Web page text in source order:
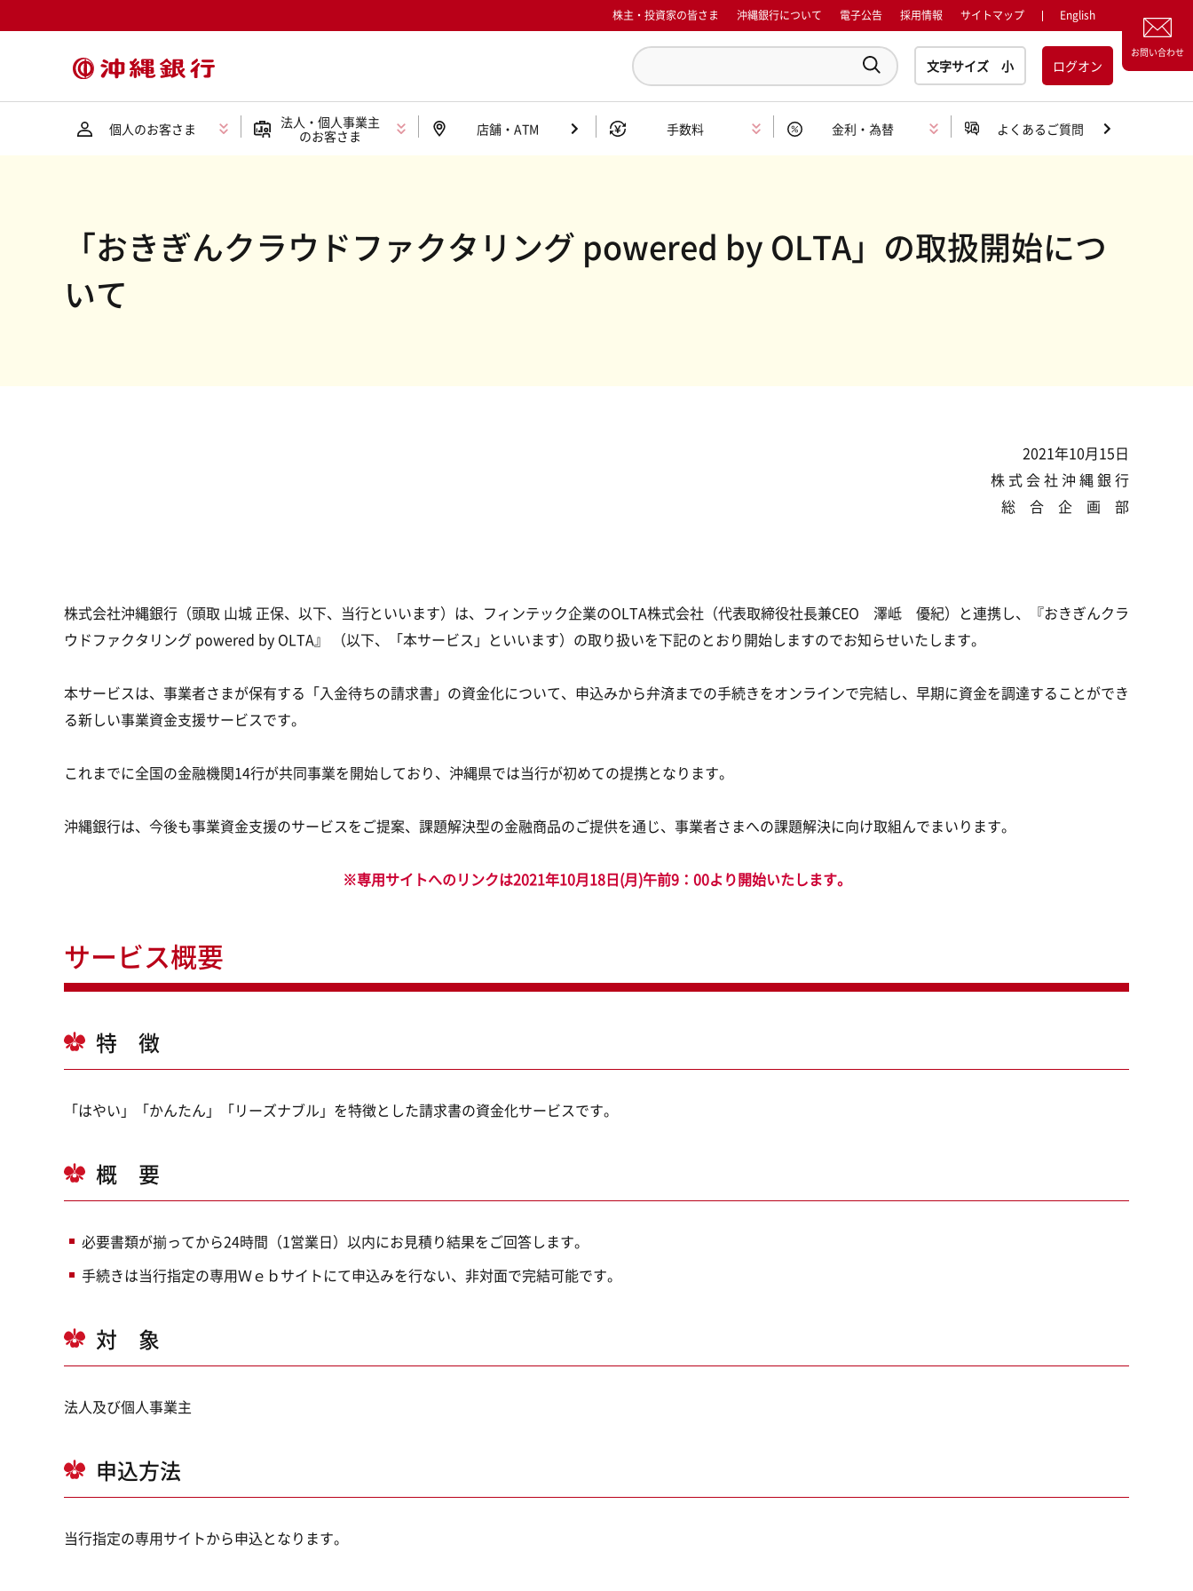
English
お問い合わせ
ログオン
個人のお客さま
法人・個人事業主
のお客さま
店舗・ATM 手数料 金利・為替 よくあるご質問
株主・投資家の皆さま 沖縄銀行について 電子公告 採用情報 サイトマップ
「おきぎんクラウドファクタリング powered by OLTA」の取扱開始につ
いて
2021年10月15日
株 式 会 社 沖 縄 銀 行
総 合 企 画 部
株式会社沖縄銀行（頭取 山城 正保、以下、当行といいます）は、フィンテック企業のOLTA株式会社（代表取締役社長兼CEO 澤岻 優紀）と連携し、『おきぎんクラ
ウドファクタリング powered by OLTA』 （以下、「本サービス」といいます）の取り扱いを下記のとおり開始しますのでお知らせいたします。
本サービスは、事業者さまが保有する「入金待ちの請求書」の資金化について、申込みから弁済までの手続きをオンラインで完結し、早期に資金を調達することができ
る新しい事業資金支援サービスです。
これまでに全国の金融機関14行が共同事業を開始しており、沖縄県では当行が初めての提携となります。
沖縄銀行は、今後も事業資金支援のサービスをご提案、課題解決型の金融商品のご提供を通じ、事業者さまへの課題解決に向け取組んでまいります。
※専用サイトへのリンクは2021年10月18日(月)午前9：00より開始いたします。
サービス概要
特 徴
「はやい」「かんたん」「リーズナブル」を特徴とした請求書の資金化サービスです。
概 要
必要書類が揃ってから24時間（1営業日）以内にお見積り結果をご回答します。
手続きは当行指定の専用Ｗｅｂサイトにて申込みを行ない、非対面で完結可能です。
対 象
法人及び個人事業主
申込方法
当行指定の専用サイトから申込となります。